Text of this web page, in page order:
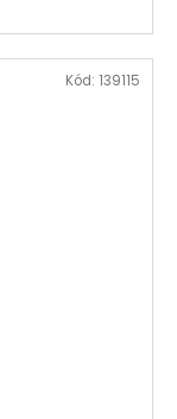
Kód: 139115